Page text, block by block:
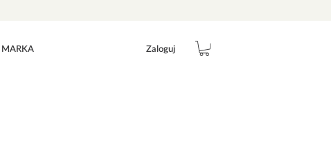
MARKA Zaloguj